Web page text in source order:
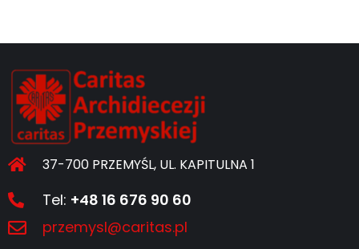
37-700 PRZEMYŚL, UL. KAPITULNA 1
Tel: +48 16 676 90 60
przemysl@caritas.pl